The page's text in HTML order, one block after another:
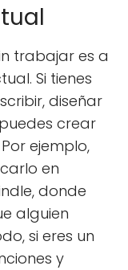
trabajar es a
Si tienes
diseñar
crear
ejemplo,
en
donde
alguien
si eres un
y